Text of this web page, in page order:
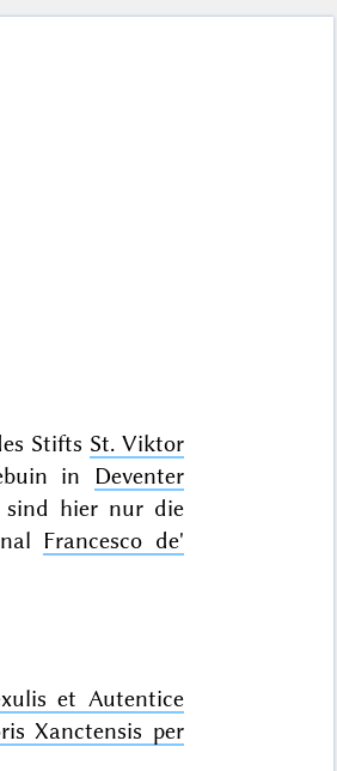
Stifts St. Viktor
in
Deventer
sind hier nur die
Francesco de'
et Autentice
Xanctensis per